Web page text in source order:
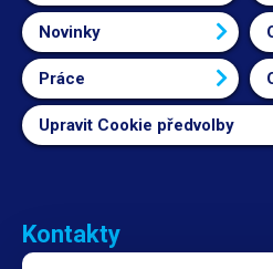
Novinky
Práce
Upravit Cookie předvolby
Kontakty